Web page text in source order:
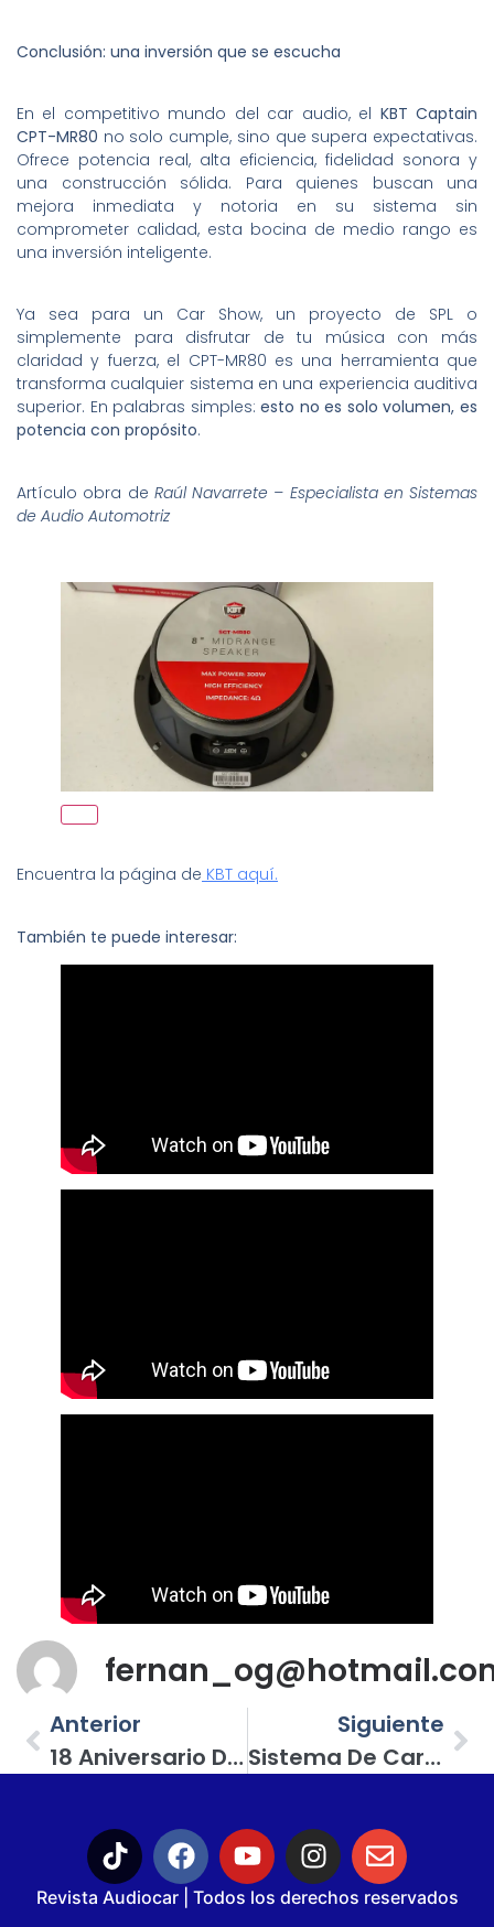
Conclusión: una inversión que se escucha
En el competitivo mundo del car audio, el KBT Captain
CPT-MR80 no solo cumple, sino que supera expectativas.
Ofrece potencia real, alta eficiencia, fidelidad sonora y
una construcción sólida. Para quienes buscan una
mejora inmediata y notoria en su sistema sin
comprometer calidad, esta bocina de medio rango es
una inversión inteligente.
Ya sea para un Car Show, un proyecto de SPL o
simplemente para disfrutar de tu música con más
claridad y fuerza, el CPT-MR80 es una herramienta que
transforma cualquier sistema en una experiencia auditiva
superior. En palabras simples:esto no es solo volumen, es
potencia con propósito.
Artículo obra de Raúl Navarrete – Especialista en Sistemas
de Audio Automotriz
Encuentra la página de KBT aquí.
También te puede interesar:
Anterior
18 Aniversario Del Club K999 Tuning Celaya; Arribaron Grandes Competidores De Car Audio Y Tuning
Siguiente
Sistema De Carga Del Auto… Te Hablamos De Los Mitos Y Realidades De Este Sistema
Revista Audiocar | Todos los derechos reservados